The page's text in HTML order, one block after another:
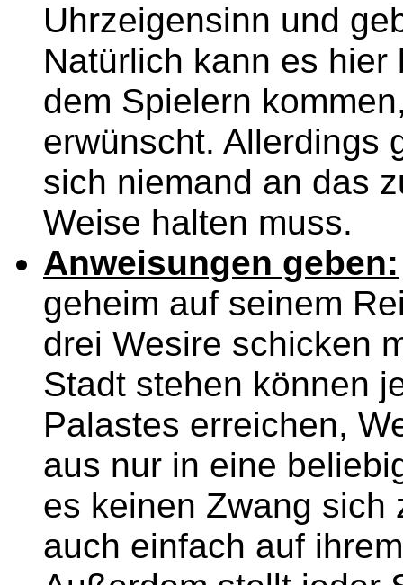
Uhrzeigensinn und
Natürlich kann es
dem Spielern
erwünscht. Allerdings
sich niemand an das
Weise halten muss.
Anweisungen geben:
geheim auf seinem
drei Wesire schicken
Stadt stehen können
Palastes erreichen,
aus nur in eine
es keinen Zwang sich
auch einfach auf